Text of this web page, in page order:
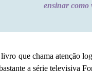
ensinar como
que chama atenção
a série televisiva